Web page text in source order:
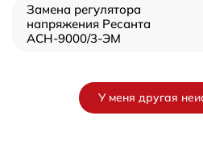
Замена регулятора
напряжения Ресанта
АСН-9000/3-ЭМ
У меня другая